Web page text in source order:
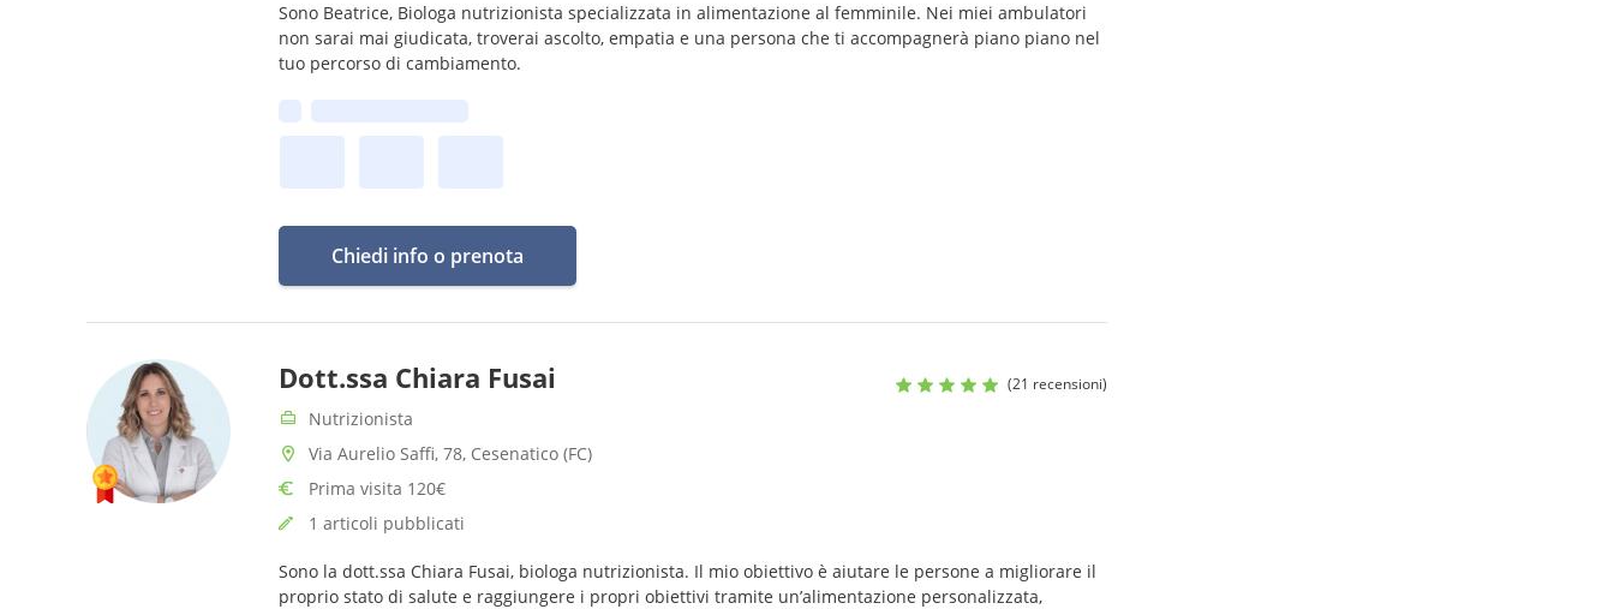
Sono Beatrice, Biologa nutrizionista specializzata in alimentazione al femminile. Nei miei ambulatori
non sarai mai giudicata, troverai ascolto, empatia e una persona che ti accompagnerà piano piano nel
tuo percorso di cambiamento.
Chiedi info o prenota
Dott.ssa Chiara Fusai (21 recensioni)
Nutrizionista
Via Aurelio Saffi, 78, Cesenatico (FC)
Prima visita 120€
1 articoli pubblicati
Sono la dott.ssa Chiara Fusai, biologa nutrizionista. Il mio obiettivo è aiutare le persone a migliorare il
proprio stato di salute e raggiungere i propri obiettivi tramite un’alimentazione personalizzata,